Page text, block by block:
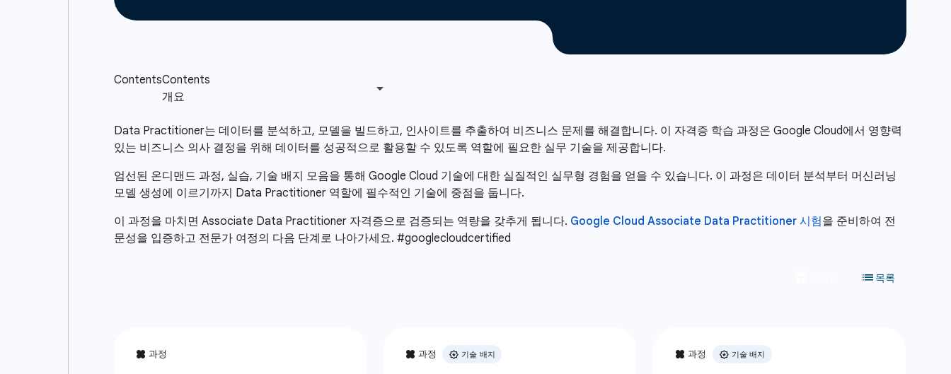
Data Practitioner는 데이터를 분석하고, 모델을 빌드하고, 인사이트를 추출하여 비즈니스 문제를 해결합니다. 이 자격증 학습 과정은 Google Cloud에서 영향력
있는 비즈니스 의사 결정을 위해 데이터를 성공적으로 활용할 수 있도록 역할에 필요한 실무 기술을 제공합니다.
엄선된 온디맨드 과정, 실습, 기술 배지 모음을 통해 Google Cloud 기술에 대한 실질적인 실무형 경험을 얻을 수 있습니다. 이 과정은 데이터 분석부터 머신러닝
모델 생성에 이르기까지 Data Practitioner 역할에 필수적인 기술에 중점을 둡니다.
이 과정을 마치면 Associate Data Practitioner 자격증으로 검증되는 역량을 갖추게 됩니다. Google Cloud Associate Data Practitioner 시험을 준비하여 전
문성을 입증하고 전문가 여정의 다음 단계로 나아가세요. #googlecloudcertified